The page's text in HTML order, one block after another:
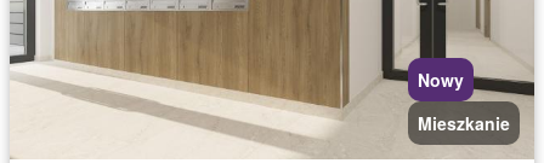
Nowy
Mieszkanie